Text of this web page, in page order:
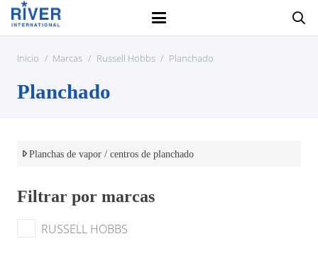
Inicio / Marcas / Russell Hobbs / Planchado
Planchado
Planchas de vapor / centros de planchado
Filtrar por marcas
RUSSELL HOBBS